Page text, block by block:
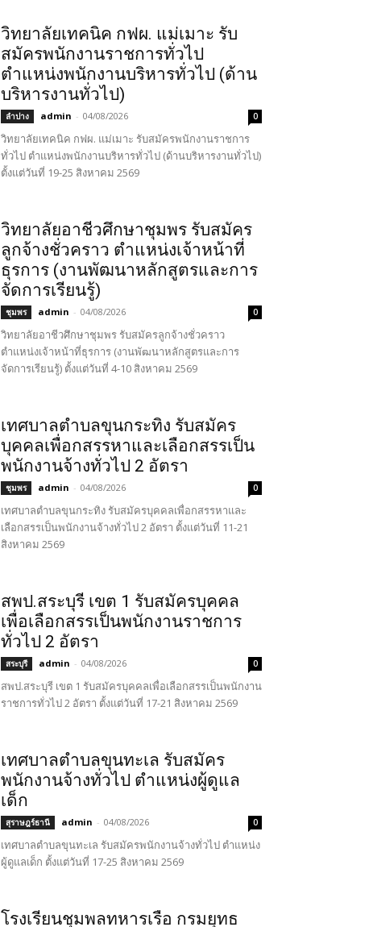
วิทยาลัยเทคนิค กฟผ. แม่เมาะ รับ
สมัครพนักงานราชการทั่วไป
ตำแหน่งพนักงานบริหารทั่วไป (ด้าน
บริหารงานทั่วไป)
ลำปาง admin - 04/08/2026 0
วิทยาลัยเทคนิค กฟผ. แม่เมาะ รับสมัครพนักงานราชการ
ทั่วไป ตำแหน่งพนักงานบริหารทั่วไป (ด้านบริหารงานทั่วไป)
ตั้งแต่วันที่ 19-25 สิงหาคม 2569
วิทยาลัยอาชีวศึกษาชุมพร รับสมัคร
ลูกจ้างชั่วคราว ตำแหน่งเจ้าหน้าที่
ธุรการ (งานพัฒนาหลักสูตรและการ
จัดการเรียนรู้)
ชุมพร admin - 04/08/2026 0
วิทยาลัยอาชีวศึกษาชุมพร รับสมัครลูกจ้างชั่วคราว
ตำแหน่งเจ้าหน้าที่ธุรการ (งานพัฒนาหลักสูตรและการ
จัดการเรียนรู้) ตั้งแต่วันที่ 4-10 สิงหาคม 2569
เทศบาลตำบลขุนกระทิง รับสมัคร
บุคคลเพื่อกสรรหาและเลือกสรรเป็น
พนักงานจ้างทั่วไป 2 อัตรา
ชุมพร admin - 04/08/2026 0
เทศบาลตำบลขุนกระทิง รับสมัครบุคคลเพื่อกสรรหาและ
เลือกสรรเป็นพนักงานจ้างทั่วไป 2 อัตรา ตั้งแต่วันที่ 11-21
สิงหาคม 2569
สพป.สระบุรี เขต 1 รับสมัครบุคคล
เพื่อเลือกสรรเป็นพนักงานราชการ
ทั่วไป 2 อัตรา
สระบุรี admin - 04/08/2026 0
สพป.สระบุรี เขต 1 รับสมัครบุคคลเพื่อเลือกสรรเป็นพนักงาน
ราชการทั่วไป 2 อัตรา ตั้งแต่วันที่ 17-21 สิงหาคม 2569
เทศบาลตำบลขุนทะเล รับสมัคร
พนักงานจ้างทั่วไป ตำแหน่งผู้ดูแล
เด็ก
สุราษฎร์ธานี admin - 04/08/2026 0
เทศบาลตำบลขุนทะเล รับสมัครพนักงานจ้างทั่วไป ตำแหน่ง
ผู้ดูแลเด็ก ตั้งแต่วันที่ 17-25 สิงหาคม 2569
โรงเรียนชุมพลทหารเรือ กรมยุทธ